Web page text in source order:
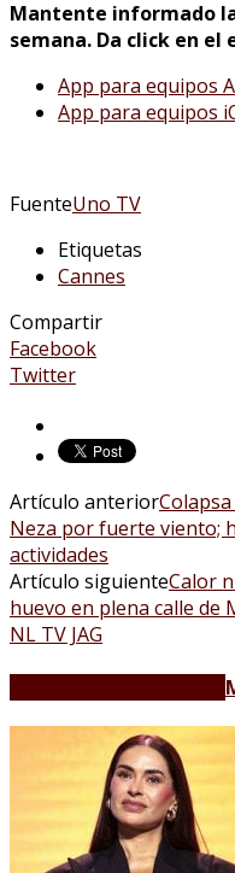
Mantente informado
semana. Da click en el
App para equipos
App para equipos
FuenteUno TV
Etiquetas
Cannes
Compartir
Facebook
Twitter
Artículo anterior
Neza por fuerte viento;
actividades
Artículo siguienteCalor
huevo en plena calle de
NL TV JAG